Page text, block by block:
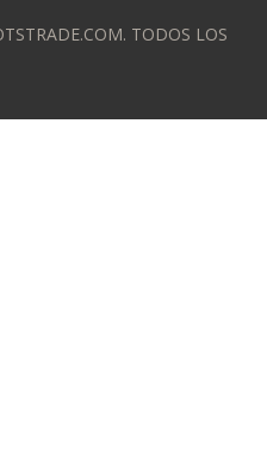
TODOS LOS